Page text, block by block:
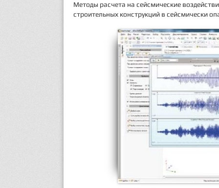
Методы расчета на сейсмические
строительных конструкций в сейсмически